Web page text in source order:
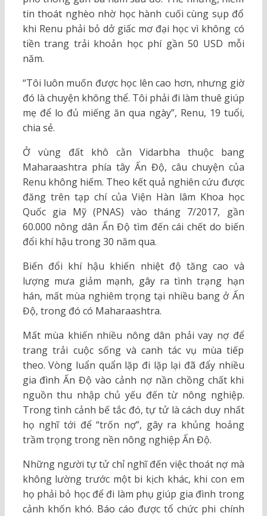
tin thoát nghèo nhờ học hành cuối cùng sụp đổ
khi Renu phải bỏ dở giấc mơ đại học vì không có
tiền trang trải khoản học phí gần 50 USD mỗi
năm.
“Tôi luôn muốn được học lên cao hơn, nhưng giờ
đó là chuyện không thể. Tôi phải đi làm thuê giúp
mẹ để lo đủ miếng ăn qua ngày”, Renu, 19 tuổi,
chia sẻ.
Ở vùng đất khô cằn Vidarbha thuộc bang
Maharaashtra phía tây Ấn Độ, câu chuyện của
Renu không hiếm. Theo kết quả nghiên cứu được
đăng trên tạp chí của Viện Hàn lâm Khoa học
Quốc gia Mỹ (PNAS) vào tháng 7/2017, gần
60.000 nông dân Ấn Độ tìm đến cái chết do biến
đổi khí hậu trong 30 năm qua.
Biến đổi khí hậu khiến nhiệt độ tăng cao và
lượng mưa giảm mạnh, gây ra tình trạng hạn
hán, mất mùa nghiêm trọng tại nhiều bang ở Ấn
Độ, trong đó có Maharaashtra.
Mất mùa khiến nhiều nông dân phải vay nợ để
trang trải cuộc sống và canh tác vụ mùa tiếp
theo. Vòng luẩn quẩn lặp đi lặp lại đã đẩy nhiều
gia đình Ấn Độ vào cảnh nợ nần chồng chất khi
nguồn thu nhập chủ yếu đến từ nông nghiệp.
Trong tình cảnh bế tắc đó, tự tử là cách duy nhất
họ nghĩ tới để “trốn nợ”, gây ra khủng hoảng
trầm trọng trong nền nông nghiệp Ấn Độ.
Những người tự tử chỉ nghĩ đến việc thoát nợ mà
không lường trước một bi kịch khác, khi con em
họ phải bỏ học để đi làm phụ giúp gia đình trong
cảnh khốn khó. Báo cáo được tổ chức phi chính